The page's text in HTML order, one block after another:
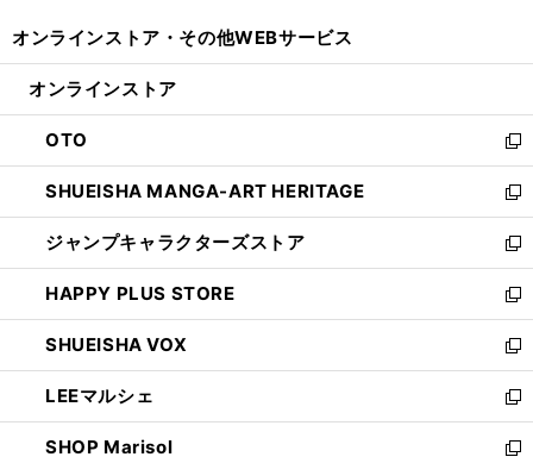
開
ン
ウ
で
開
く
ウ
ン
ド
ウ
で
開
く
オンラインストア・ その他WEBサービス
オンラインストア
OTO
新
し
い
ウ
ィ
ン
ド
ウ
で
開
く
SHUEISHA MANGA-ART HERITAGE
新
し
い
ウ
ィ
ン
ド
ウ
で
開
く
ジャンプキャラクターズストア
新
し
い
ウ
ィ
ン
ド
ウ
で
HAPPY PLUS STORE
新
し
い
ウ
ィ
ン
ド
SHUEISHA VOX
新
し
い
ウ
ィ
LEEマルシェ
新
し
い
SHOP Marisol
新